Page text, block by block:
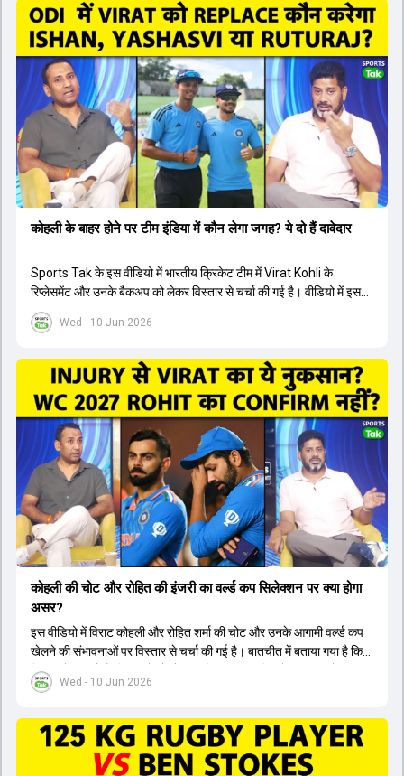
Wed - 10 Jun 2026
कोहली के बाहर होने पर टीम इंडिया में कौन लेगा जगह? ये दो हैं दावेदार
Sports Tak के इस वीडियो में भारतीय क्रिकेट टीम में Virat Kohli के
रिप्लेसमेंट और उनके बैकअप को लेकर विस्तार से चर्चा की गई है। वीडियो में इस
बात पर बहस हुई है कि अगर Virat Kohli चोटिल होते हैं या टीम से बाहर होते हैं,
तो नंबर 3 पर उनकी जगह कौन लेगा। चर्चा में Yashasvi Jaiswal, Ishan
मानना है कि Jaiswal एक ओपनर हैं, इसलिए नंबर 3 के लिए Ishan Kishan या
Ruturaj Gaikwad बेहतर विकल्प हो सकते हैं। इसके अलावा, Rohit
Sharma की फॉर्म और फिटनेस को उनकी उम्र के हिसाब से जज करने पर भी
बात की गई है। वीडियो में यह भी बताया गया है कि फिलहाल टीम में KL Rahul और
Dhruv Jurel के रूप में दो विकेटकीपर मौजूद हैं, इसलिए Ishan Kishan को
दूसरे विकेटकीपर के तौर पर नहीं देखा जा रहा है। अंत में यह निष्कर्ष निकाला गया है
कि मौजूदा टीम में फिलहाल Virat Kohli का कोई स्थायी रिप्लेसमेंट नहीं है।
Wed - 10 Jun 2026
कोहली की चोट और रोहित की इंजरी का वर्ल्ड कप सिलेक्शन पर क्या होगा
असर?
इस वीडियो में विराट कोहली और रोहित शर्मा की चोट और उनके आगामी वर्ल्ड कप
खेलने की संभावनाओं पर विस्तार से चर्चा की गई है। बातचीत में बताया गया है कि
विराट कोहली को हैमस्ट्रिंग में सोरनेस की शिकायत थी, जिसके कारण उन्हें आराम
की सलाह दी गई। वहीं, रोहित शर्मा को 14-15 अप्रैल के आसपास मुंबई इंडियंस
चर्चा के दौरान यह भी कहा गया कि अफगानिस्तान के खिलाफ सीरीज से वर्ल्ड कप
की तैयारी शुरू हो गई है। विराट कोहली को यह स्पष्ट कर दिया गया है कि वह टीम
की योजनाओं का हिस्सा हैं, क्योंकि उनकी फिटनेस अच्छी है। दूसरी ओर, रोहित